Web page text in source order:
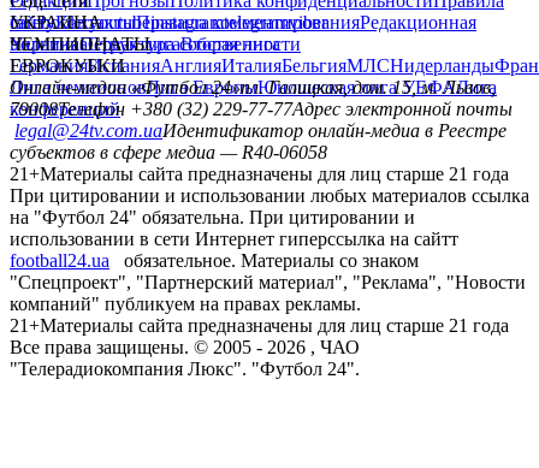
сайтуКонтактыПравила комментированияРедакционная
политикаСтруктура собственности
facebookxyoutubeinstagramtelegramviber
УКРАИНА
УкраинаПервая лигаВторая лига
ЧЕМПИОНАТЫ
ГерманияИспанияАнглияИталияБельгияМЛСНидерланды
ЕВРОКУБКИ
Лига чемпионовЛига ЕвропыЮношеская лига УЕФАЛига
конференций
Онлайн-медиа «Футбол 24»пл. Галицкая, дом. 15, м. Львов,
79008Телефон +380 (32) 229-77-77Адрес электронной почты
legal@24tv.com.uaИдентификатор онлайн-медиа в Реестре
субъектов в сфере медиа — R40-06058
21+Материалы сайта предназначены для лиц старше 21 года
При цитировании и использовании любых материалов ссылка
на "Футбол 24" обязательна. При цитировании и
использовании в сети Интернет гиперссылка на сайтт
football24.ua
обязательное. Материалы со знаком
"Спецпроект", "Партнерский материал", "Реклама", "Новости
компаний" публикуем на правах рекламы.
21+Материалы сайта предназначены для лиц старше 21 года
Все права защищены. © 2005 - 2026 , ЧАО
"Телерадиокомпания Люкс". "Футбол 24".